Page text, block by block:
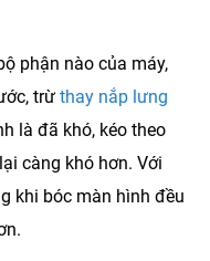
phận nào của máy,
trừ thay nắp lưng
là đã khó, kéo theo
càng khó hơn. Với
khi bóc màn hình đều